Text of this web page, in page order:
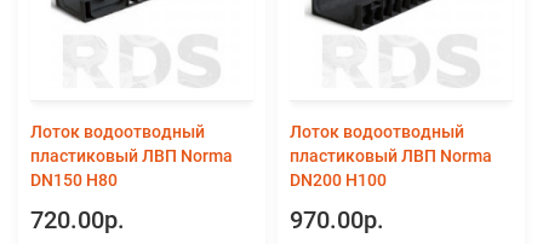
Лоток водоотводный
пластиковый ЛВП Norma
DN150 Н80
720.00р.
Лоток водоотводный
пластиковый ЛВП Norma
DN200 Н100
970.00р.